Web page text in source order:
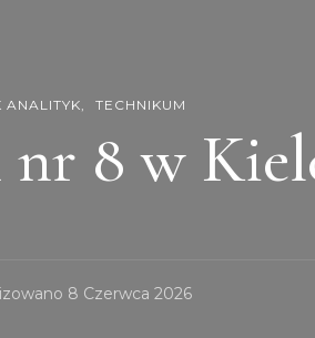
ANALITYK TECHNIKUM
8 w
8 Czerwca 2026